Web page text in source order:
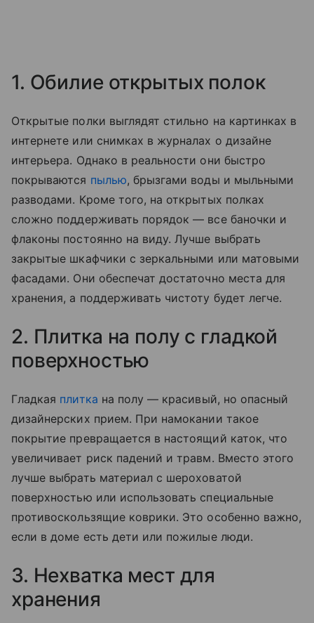
1. Обилие открытых полок
Открытые полки выглядят стильно на картинках в
интернете или снимках в журналах о дизайне
интерьера. Однако в реальности они быстро
покрываются пылью, брызгами воды и мыльными
разводами. Кроме того, на открытых полках
сложно поддерживать порядок — все баночки и
флаконы постоянно на виду. Лучше выбрать
закрытые шкафчики с зеркальными или матовыми
фасадами. Они обеспечат достаточно места для
хранения, а поддерживать чистоту будет легче.
2. Плитка на полу с гладкой
поверхностью
Гладкая плитка на полу — красивый, но опасный
дизайнерских прием. При намокании такое
покрытие превращается в настоящий каток, что
увеличивает риск падений и травм. Вместо этого
лучше выбрать материал с шероховатой
поверхностью или использовать специальные
противоскользящие коврики. Это особенно важно,
если в доме есть дети или пожилые люди.
3. Нехватка мест для
хранения